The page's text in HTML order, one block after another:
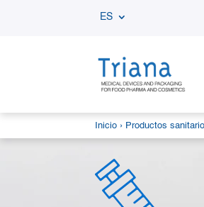
ES
Inicio › Productos